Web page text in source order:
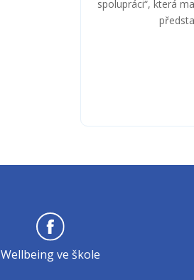
spolupráci“, která
Wellbeing ve škole